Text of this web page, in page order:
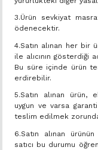
3.Ürün sevkiyat
ödenecektir.
4.Satın alınan her bir
ile alıcının
Bu süre içinde ürün
erdirebilir.
5.Satın alınan
uygun ve varsa
teslim edilmek
6.Satın alınan ürünün
satıcı bu durumu